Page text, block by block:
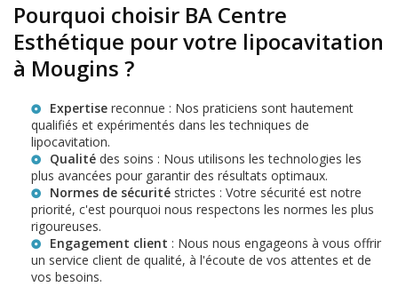
Pourquoi choisir BA Centre
Esthétique pour votre lipocavitation
à Mougins ?
Expertise reconnue : Nos praticiens sont hautement
qualifiés et expérimentés dans les techniques de
lipocavitation.
Qualité des soins : Nous utilisons les technologies les
plus avancées pour garantir des résultats optimaux.
Normes de sécurité strictes : Votre sécurité est notre
priorité, c'est pourquoi nous respectons les normes les plus
rigoureuses.
Engagement client : Nous nous engageons à vous offrir
un service client de qualité, à l'écoute de vos attentes et de
vos besoins.